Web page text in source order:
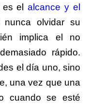
es elalcance y el
olvidar su
implica el no
rápido.
el día uno, sino
una vez que una
cuando se esté